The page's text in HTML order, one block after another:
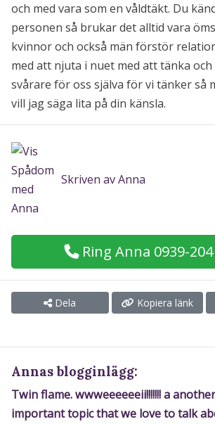
och med vara som en våldtäkt. Du
personen så brukar det alltid vara
kvinnor och också män förstör
med att njuta i nuet med att tänka
svårare för oss själva för vi tänker så
vill jag säga lita på din känsla.
Skriven av Anna
Ring Anna 0939-204
Dela Kopiera länk
Annas blogginlägg:
Twin flame. wwweeeeeeii!!!!!!! a another
important topic that we love to talk